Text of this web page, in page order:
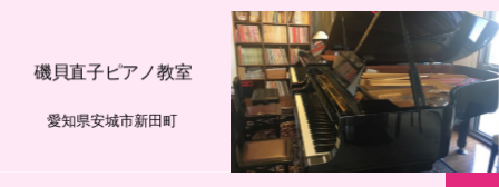
愛知県安城市新田町
磯貝直子ピアノ教室